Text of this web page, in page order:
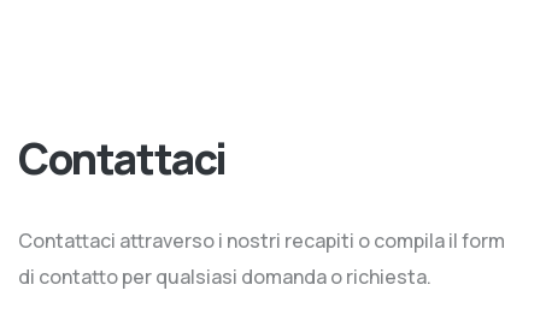
Contattaci
Contattaci attraverso i nostri recapiti o compila il form
di contatto per qualsiasi domanda o richiesta.